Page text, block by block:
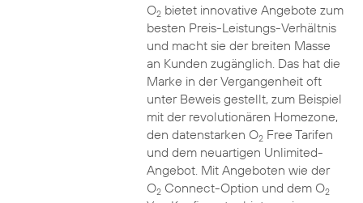
O2bietet innovative Angebote zum
besten Preis-Leistungs-Verhältnis
und macht sie der breiten Masse
an Kunden zugänglich. Das hat die
Marke in der Vergangenheit oft
unter Beweis gestellt, zum Beispiel
mit der revolutionären Homezone,
den datenstarken O2Free Tarifen
und dem neuartigen Unlimited-
Angebot. Mit Angeboten wie der
O2Connect-Option und dem O2